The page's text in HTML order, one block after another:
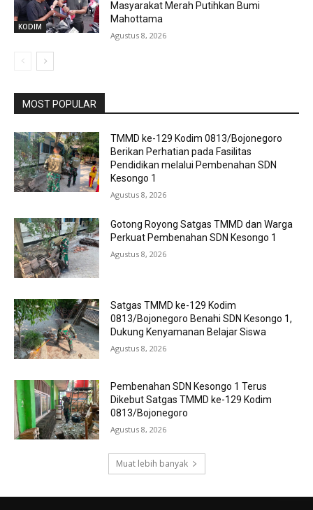
KODIM
Masyarakat Merah Putihkan Bumi
Mahottama
Agustus 8, 2026
MOST POPULAR
TMMD ke-129 Kodim 0813/Bojonegoro
Berikan Perhatian pada Fasilitas
Pendidikan melalui Pembenahan SDN
Kesongo 1
Agustus 8, 2026
Gotong Royong Satgas TMMD dan Warga
Perkuat Pembenahan SDN Kesongo 1
Agustus 8, 2026
Satgas TMMD ke-129 Kodim
0813/Bojonegoro Benahi SDN Kesongo 1,
Dukung Kenyamanan Belajar Siswa
Agustus 8, 2026
Pembenahan SDN Kesongo 1 Terus
Dikebut Satgas TMMD ke-129 Kodim
0813/Bojonegoro
Agustus 8, 2026
Muat lebih banyak